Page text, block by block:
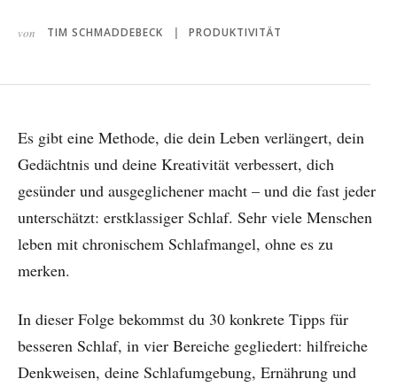
von TIM SCHMADDEBECK PRODUKTIVITÄT
Es gibt eine Methode, die dein Leben verlängert, dein
Gedächtnis und deine Kreativität verbessert, dich
gesünder und ausgeglichener macht – und die fast jeder
unterschätzt: erstklassiger Schlaf. Sehr viele Menschen
leben mit chronischem Schlafmangel, ohne es zu
merken.
In dieser Folge bekommst du 30 konkrete Tipps für
besseren Schlaf, in vier Bereiche gegliedert: hilfreiche
Denkweisen, deine Schlafumgebung, Ernährung und